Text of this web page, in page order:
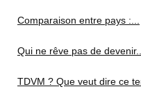
Comparaison entre pays :...
Qui ne rêve pas de devenir...
TDVM ? Que veut dire ce